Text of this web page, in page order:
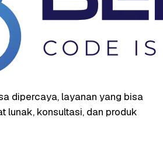
dipercaya, layanan yang bisa
lunak, konsultasi, dan produk